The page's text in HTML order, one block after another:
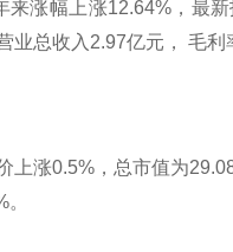
涨幅上涨12.64%，最
业总收入2.97亿元， 毛利
上涨0.5%，总市值为